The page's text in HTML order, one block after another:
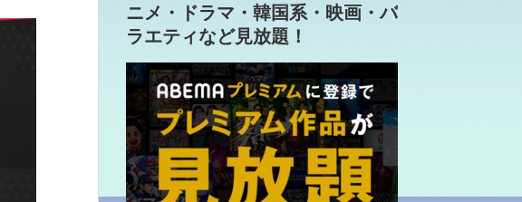
ニメ・ドラマ・韓国系・映画・バ
ラエティなど見放題！